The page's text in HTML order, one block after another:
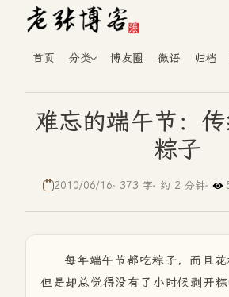
首页 分类 博友圈 微语 归档
难忘的端午节：
粽子
2010/06/16 373 字 约 2 分钟
每年端午节都吃粽子，而且花
但是却总觉得没有了小时候剥开